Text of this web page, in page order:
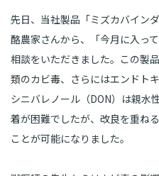
先日、当社製品「ミズカバイン
酪農家さんから、「今月に入っ
相談をいただきました。この製
類のカビ毒、さらにはエンドト
シニバレノール（DON）は親水
着が困難でしたが、改良を重ね
ことが可能になりました。